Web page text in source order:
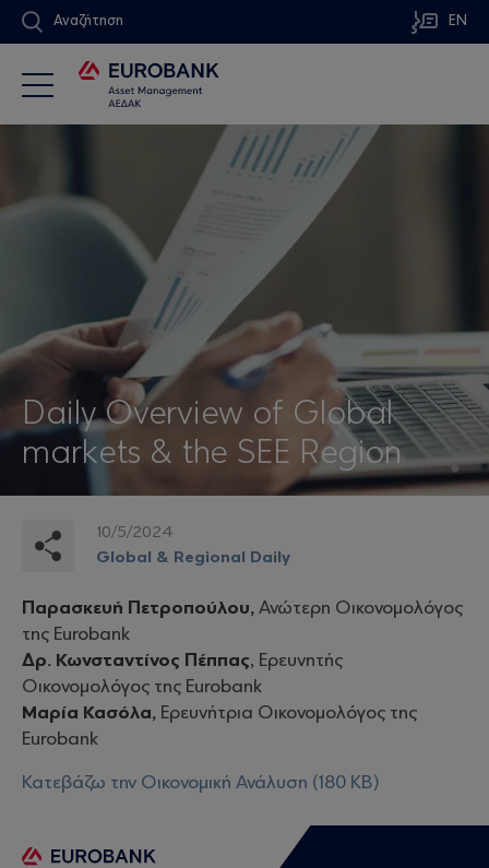
Αναζήτηση EN
Daily Overview of Global
markets & the SEE Region
10/5/2024
Global & Regional Daily
Παρασκευή Πετροπούλου, Ανώτερη Οικονομολόγος
της Eurobank
Δρ. Κωνσταντίνος Πέππας, Ερευνητής
Οικονομολόγος της Eurobank
Μαρία Κασόλα, Ερευνήτρια Οικονομολόγος της
Eurobank
Κατεβάζω την Οικονομική Ανάλυση (180 KB)